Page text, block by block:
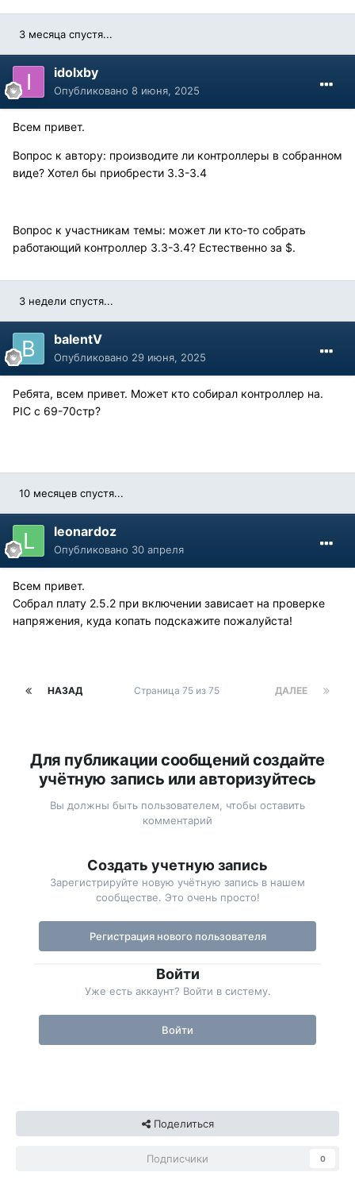
3 месяца спустя...
idolxby
Опубликовано 8 июня, 2025
Всем привет.
Вопрос к автору: производите ли контроллеры в собранном
виде? Хотел бы приобрести 3.3-3.4
Вопрос к участникам темы: может ли кто-то собрать
работающий контроллер 3.3-3.4? Естественно за $.
3 недели спустя...
balentV
Опубликовано 29 июня, 2025
Ребята, всем привет. Может кто собирал контроллер на.
PIC с 69-70стр?
10 месяцев спустя...
leonardoz
Опубликовано 30 апреля
Всем привет.
Собрал плату 2.5.2 при включении зависает на проверке
напряжения, куда копать подскажите пожалуйста!
НАЗАД ДАЛЕЕ
Страница 75 из 75
Для публикации сообщений создайте
учётную запись или авторизуйтесь
Вы должны быть пользователем, чтобы оставить
комментарий
Создать учетную запись
Зарегистрируйте новую учётную запись в нашем
сообществе. Это очень просто!
Регистрация нового пользователя
Войти
Уже есть аккаунт? Войти в систему.
Войти
Поделиться
Подписчики 0